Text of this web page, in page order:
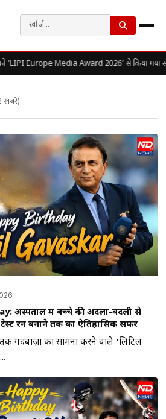
‘LIPI Europe Media Award 2026’ से किया गया
खबरें)
अस्पताल में बच्चे की अदला-बदली से
रन बनाने तक का ऐतिहासिक सफर
गेंदबाज़ों का सामना करने वाले ‘लिटिल